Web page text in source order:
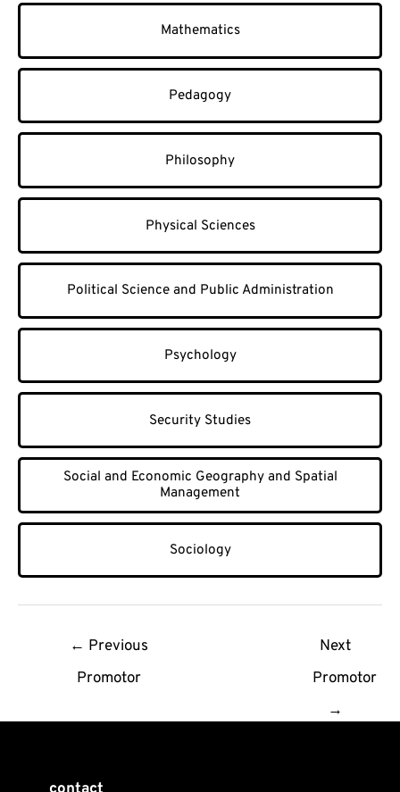
Mathematics
Pedagogy
Philosophy
Physical Sciences
Political Science and Public Administration
Psychology
Security Studies
Social and Economic Geography and Spatial
Management
Sociology
← Previous
Promotor
Next
Promotor
→